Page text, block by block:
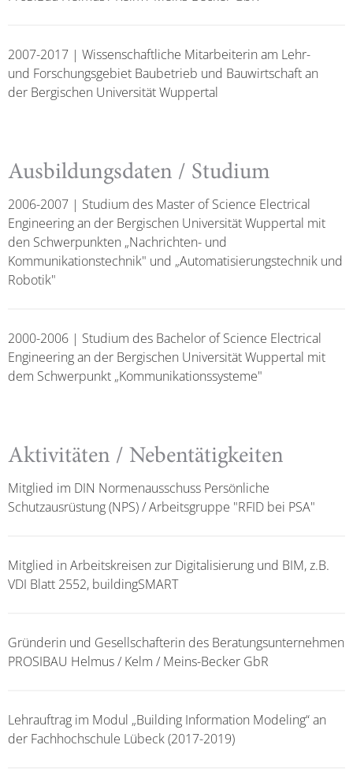
2007-2017 | Wissenschaftliche Mitarbeiterin am Lehr-
und Forschungsgebiet Baubetrieb und Bauwirtschaft an
der Bergischen Universität Wuppertal
Ausbildungsdaten / Studium
2006-2007 | Studium des Master of Science Electrical
Engineering an der Bergischen Universität Wuppertal mit
den Schwerpunkten „Nachrichten- und
Kommunikationstechnik" und „Automatisierungstechnik und
Robotik"
2000-2006 | Studium des Bachelor of Science Electrical
Engineering an der Bergischen Universität Wuppertal mit
dem Schwerpunkt „Kommunikationssysteme"
Aktivitäten / Nebentätigkeiten
Mitglied im DIN Normenausschuss Persönliche
Schutzausrüstung (NPS) / Arbeitsgruppe "RFID bei PSA"
Mitglied in Arbeitskreisen zur Digitalisierung und BIM, z.B.
VDI Blatt 2552, buildingSMART
Gründerin und Gesellschafterin des Beratungsunternehmen
PROSIBAU Helmus / Kelm / Meins-Becker GbR
Lehrauftrag im Modul „Building Information Modeling“ an
der Fachhochschule Lübeck (2017-2019)